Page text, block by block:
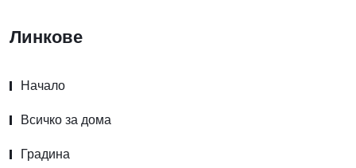
Линкове
Начало
Всичко за дома
Градина